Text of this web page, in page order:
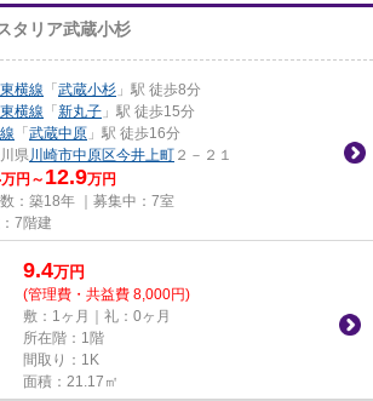
タリア武蔵小杉
横線 「 武蔵小杉 」駅 徒歩8分
横線 「 新丸子 」駅 徒歩15分
「 武蔵中原 」駅 徒歩16分
県川崎市中原区今井上町 ２－２１
万円～ 12.9万円
：築18年 ｜募集中： 7室
7階建
9.4万円
(管理費・共益費 8,000円)
敷：1ヶ月｜礼：0ヶ月
所在階：1階
間取り：1K
面積：21.17㎡